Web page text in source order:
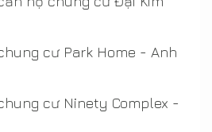
cư hiện đại - Anh Thận
căn hộ chung cư Đại Kim
- Chị Tình
cư Park Home - Anh